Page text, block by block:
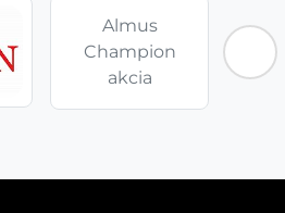
Almus
Champion
akcia